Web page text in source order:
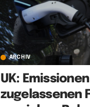
ARCHIV
UK:
zugelassenen